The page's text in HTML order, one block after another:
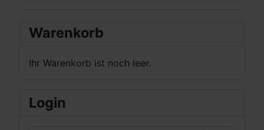
Warenkorb
Ihr Warenkorb ist noch leer.
Login